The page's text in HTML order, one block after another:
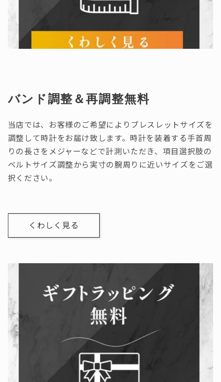
バンド調整＆再調整無料
当店では、お客様のご希望によりブレスレットサイズを
調整して時計をお届け致します。時計を装着する手首周
りの長さをメジャーなどで計測いただき、項目選択肢の
ベルトサイズ調整から実寸の腕周りに近いサイズをご選
択ください。
くわしく見る